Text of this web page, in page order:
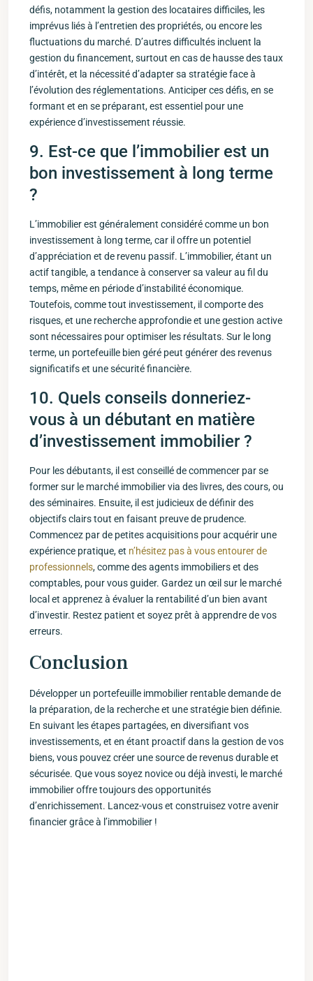
défis, notamment la gestion des locataires difficiles, les
imprévus liés à l’entretien ‌des⁤ propriétés, ⁣ou encore les
fluctuations du marché. D’autres ​difficultés incluent la
gestion du financement, ⁤surtout en cas de hausse des taux
d’intérêt, et la nécessité d’adapter sa stratégie face⁤ à​
l’évolution des réglementations. Anticiper ces défis, en se
formant et en se préparant, est essentiel pour une
expérience d’investissement réussie.
9. Est-ce que l’immobilier est un
bon⁢ investissement​ à long terme
‍?
L’immobilier est généralement considéré comme un bon
‍investissement à long terme, car il offre un potentiel ​
d’appréciation et de revenu passif. L’immobilier, étant un
actif tangible, a tendance à conserver sa valeur au fil du
temps, même en période d’instabilité économique.
Toutefois, comme tout investissement, il comporte des
risques, et ⁢une recherche approfondie et une gestion active
sont nécessaires‍ pour optimiser les​ résultats. Sur le long
terme, un portefeuille bien géré peut générer des revenus
significatifs et une sécurité financière.
10. Quels conseils donneriez-
vous à ⁤un débutant en⁤ matière
⁢d’investissement immobilier ?
Pour les débutants,⁤ il est conseillé ‍de commencer par se
former⁢ sur le ‌marché immobilier via des livres, des cours, ou
des séminaires. Ensuite, il est judicieux de définir des
‍objectifs clairs tout en faisant preuve de prudence.
Commencez par de‍ petites ‌acquisitions ​pour ​acquérir⁣ une
expérience ⁣pratique, et n’hésitez pas à vous entourer de
professionnels,‍ comme des agents immobiliers et des
‍comptables, pour vous guider. Gardez un œil sur le marché
local et apprenez à évaluer la rentabilité d’un bien avant
d’investir. ‌Restez patient et soyez prêt à‍ apprendre de vos
erreurs.
Conclusion
Développer un ‍portefeuille immobilier rentable demande de
la préparation, de la recherche et une stratégie bien définie.‌
En suivant les étapes partagées, en diversifiant vos
investissements, et en étant proactif dans ⁤la gestion de vos
biens, vous pouvez créer une source de revenus⁤ durable et
sécurisée. Que vous soyez novice ou ⁢déjà investi, le marché
immobilier offre toujours des opportunités
d’enrichissement.​ Lancez-vous et construisez votre avenir
financier grâce à l’immobilier !